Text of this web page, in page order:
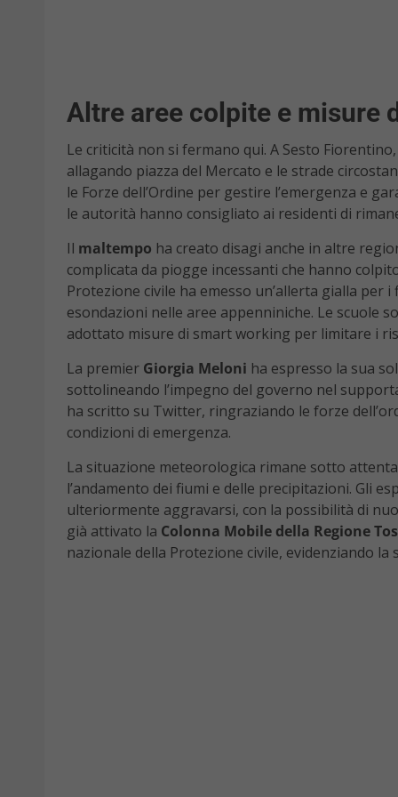
Altre aree colpite e misure
Le criticità non si fermano qui. A Sesto
allagando piazza del Mercato e le strade
le Forze dell’Ordine per gestire l’emergenza e
le autorità hanno consigliato ai residenti di
Il maltempo ha creato disagi anche in altre
complicata da piogge incessanti che hanno
Protezione civile ha emesso un’allerta gialla per i
esondazioni nelle aree appenniniche. Le scuole
adottato misure di smart working per limitare i
La premier Giorgia Meloni ha espresso la sua
sottolineando l’impegno del governo nel
ha scritto su Twitter, ringraziando le forze
condizioni di emergenza.
La situazione meteorologica rimane sotto
l’andamento dei fiumi e delle precipitazioni. Gli
ulteriormente aggravarsi, con la possibilità di
già attivato la Colonna Mobile della Regione
nazionale della Protezione civile, evidenziando la